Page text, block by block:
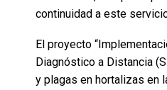
continuidad a este
El proyecto
Diagnóstico a Distancia
y plagas en hortalizas en